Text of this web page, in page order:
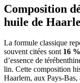
Composition
huile de
La formule classique
souvent citées sont 16 %
d’essence de
lin. Cette composition
Haarlem, aux Pays-